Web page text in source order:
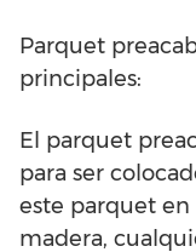
Parquet
principales:
El parquet
para ser
este parquet
madera,